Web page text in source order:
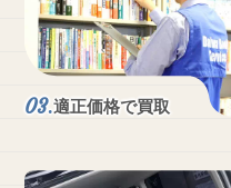
適正価格で買取